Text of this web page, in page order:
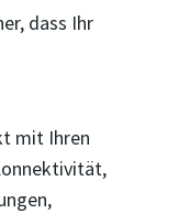
dass Ihr
mit Ihren